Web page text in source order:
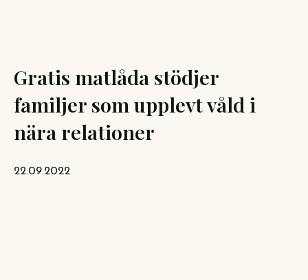
Gratis matlåda stödjer
familjer som upplevt våld i
nära relationer
22.09.2022